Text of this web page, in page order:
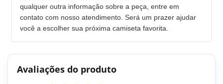
qualquer outra informação sobre a peça, entre em
contato com nosso atendimento. Será um prazer ajudar
você a escolher sua próxima camiseta favorita.
Avaliações do produto